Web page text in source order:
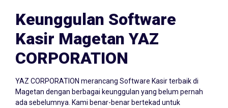
Keunggulan Software
Kasir Magetan YAZ
CORPORATION
Magetan dengan berbagai keunggulan yang belum pernah
ada sebelumnya. Kami benar-benar bertekad untuk
memajukan usaha di Magetan